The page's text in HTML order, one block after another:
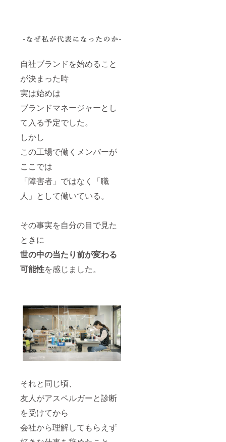
自社ブランドを始めること
が決まった時
実は始めは
ブランドマネージャーとし
て入る予定でした。
しかし
この工場で働くメンバーが
ここでは
「障害者」ではなく「職
人」として働いている。
その事実を自分の目で見た
ときに
世の中の当たり前が変わる
可能性を感じました。
それと同じ頃、
友人がアスペルガーと診断
を受けてから
会社から理解してもらえず